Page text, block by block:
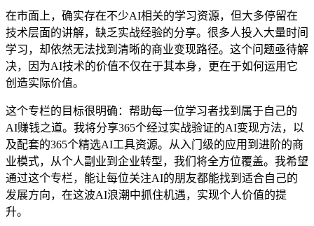
在市面上，确实存在不少AI相关的学习资源，但大多停留在
技术层面的讲解，缺乏实战经验的分享。很多人投入大量时间
学习，却依然无法找到清晰的商业变现路径。这个问题亟待解
决，因为AI技术的价值不仅在于其本身，更在于如何运用它
创造实际价值。
这个专栏的目标很明确：帮助每一位学习者找到属于自己的
AI赚钱之道。我将分享365个经过实战验证的AI变现方法，以
及配套的365个精选AI工具资源。从入门级的应用到进阶的商
业模式，从个人副业到企业转型，我们将全方位覆盖。我希望
通过这个专栏，能让每位关注AI的朋友都能找到适合自己的
发展方向，在这波AI浪潮中抓住机遇，实现个人价值的提
升。